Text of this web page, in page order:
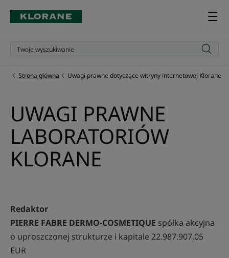
Strona główna Uwagi prawne dotyczące witryny internetowej Klorane
UWAGI PRAWNE
LABORATORIÓW
KLORANE
Redaktor
PIERRE FABRE DERMO-COSMETIQUE spółka akcyjna
o uproszczonej strukturze i kapitale 22.987.907,05
EUR